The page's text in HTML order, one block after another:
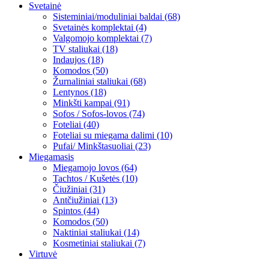
Svetainė
Sisteminiai/moduliniai baldai (68)
Svetainės komplektai (4)
Valgomojo komplektai (7)
TV staliukai (18)
Indaujos (18)
Komodos (50)
Žurnaliniai staliukai (68)
Lentynos (18)
Minkšti kampai (91)
Sofos / Sofos-lovos (74)
Foteliai (40)
Foteliai su miegama dalimi (10)
Pufai/ Minkštasuoliai (23)
Miegamasis
Miegamojo lovos (64)
Tachtos / Kušetės (10)
Čiužiniai (31)
Antčiužiniai (13)
Spintos (44)
Komodos (50)
Naktiniai staliukai (14)
Kosmetiniai staliukai (7)
Virtuvė